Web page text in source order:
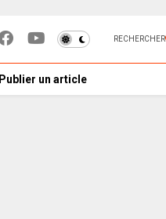
RECHERCHER
Publier un article